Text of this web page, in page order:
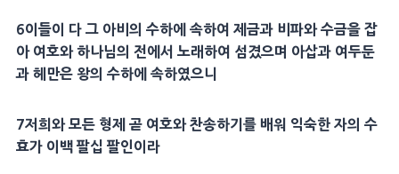
6이들이 다 그 아비의 수하에 속하여 제금과 비파와수금을 잡
아 여호와 하나님의 전에서 노래하여 섬겼으며 아삽과 여두둔
과 헤만은 왕의 수하에 속하였으니
7저희와 모든 형제
곧 여호와 찬송하기를 배워 익숙한 자의 수
효가 이백 팔십 팔인이라